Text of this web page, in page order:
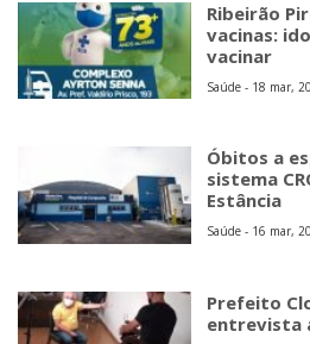
Ribeirão
vacinas:
vacinar
Saúde - 18 mar,
Óbitos a
sistema
Estância
Saúde - 16 mar,
Prefeito
entrevista